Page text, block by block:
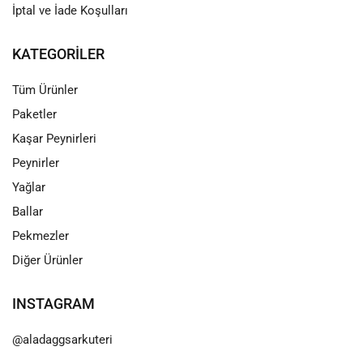
İptal ve İade Koşulları
KATEGORILER
Tüm Ürünler
Paketler
Kaşar Peynirleri
Peynirler
Yağlar
Ballar
Pekmezler
Diğer Ürünler
INSTAGRAM
@aladaggsarkuteri